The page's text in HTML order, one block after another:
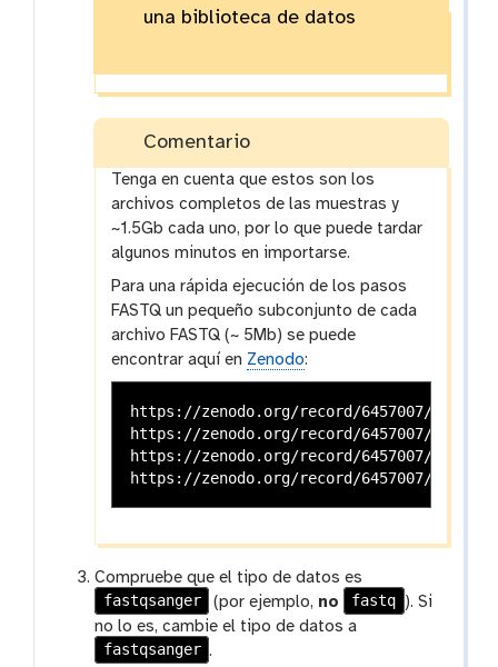
una biblioteca de datos
Comentario
Tenga en cuenta que estos son los
archivos completos de las muestras y
~1.5Gb cada uno, por lo que puede tardar
algunos minutos en importarse.
Para una rápida ejecución de los pasos
FASTQ un pequeño subconjunto de cada
archivo FASTQ (~ 5Mb) se puede
encontrar aquí en Zenodo:
https://zenodo.org/record/6457007/files/
https://zenodo.org/record/6457007/files/
https://zenodo.org/record/6457007/files/
Compruebe que el tipo de datos es
fastqsanger
(por ejemplo, no fastq ). Si
no lo es, cambie el tipo de datos a
fastqsanger .